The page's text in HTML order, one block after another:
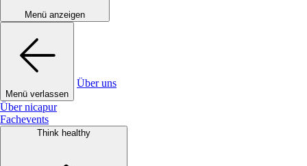
Menü anzeigen
Menü verlassen
Über uns
Über nicapur
Fachevents
Think healthy